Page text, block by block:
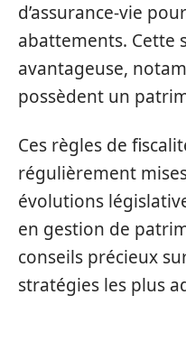
d’assurance-vie
abattements. Cette
avantageuse,
possèdent un
Ces règles de
régulièrement
évolutions
en gestion de
conseils précieux
stratégies les plus